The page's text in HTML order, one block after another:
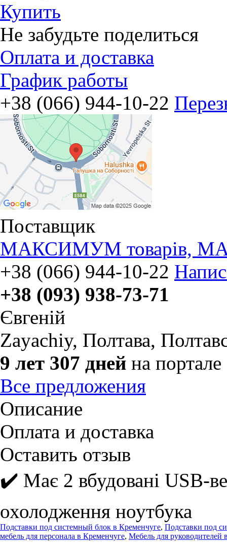
Купить
Не забудьте поделиться
Оплата и доставка
График работы
+38 (066) 944-10-22
Поставщик
МАКСИМУМ товарів,
+38 (066) 944-10-22
+38 (093) 938-73-71
Євгеній
Zayachiy, Полтава,
9 лет 307 дней на портале
Все предложения
Описание
Оплата и доставка
Оставить отзыв
✔️ Має 2 вбудовані USB-
охолодження ноутбука
Подставки под системный блок в Кременчуге, Подставки под
мебель для персонала в Кременчуге, Мебель для руководителей